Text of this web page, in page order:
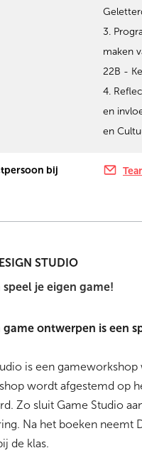
3.
maken
22B -
4.
en
en
bij
STUDIO
speel je eigen game!
game ontwerpen is een
is een
wordt afgestemd op
Zo sluit Game Studio
Na het boeken neemt
de klas.